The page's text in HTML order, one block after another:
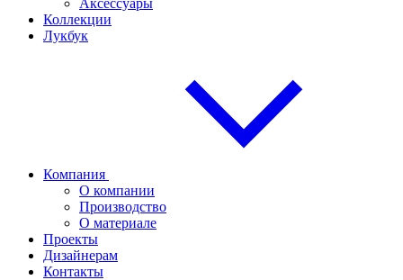
Аксессуары
Коллекции
Лукбук
Компания
О компании
Производство
О материале
Проекты
Дизайнерам
Контакты